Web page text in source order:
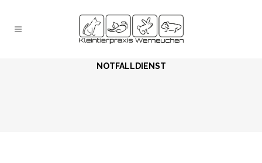
NOTFALLDIENST